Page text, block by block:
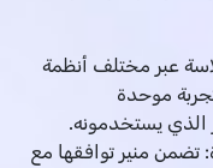
عبر مختلف أنظمة
موحدة
يستخدمونه.
منير توافقها مع